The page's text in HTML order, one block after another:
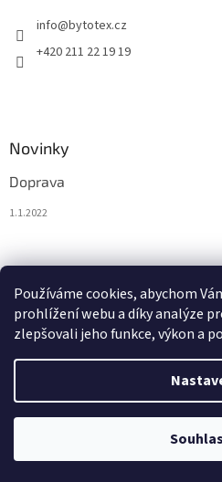
Používáme cookies, abychom
prohlížení webu a díky analýze
zlepšovali jeho funkce, výkon a
info@bytotex.cz
+420 211 22 19 19
Novinky
Doprava
1.1.2022
0KS /0
Vytvořil
BytoTex.cz.